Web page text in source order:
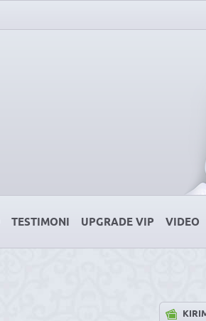
TESTIMONI UPGRADE VIP VIDEO